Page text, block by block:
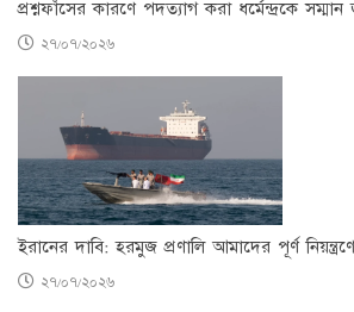
প্রশ্নফাঁসের কারণে পদত্যাগ করা ধর্মেন্দ্রকে
২৭/০৭/২০২৬
ইরানের দাবি: হরমুজ প্রণালি আমাদের পূর্ণ নিয়ন্ত্রণে
২৭/০৭/২০২৬